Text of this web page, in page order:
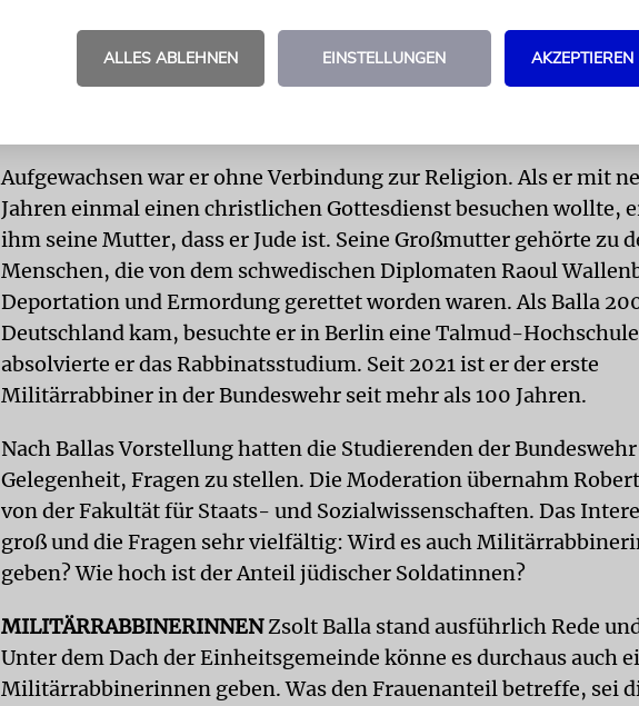
war Offizier bei der ungarischen Armee. Ich habe viele Kasernen
gesehen.« Gleichwohl war weder eine Karriere beim Militär noch
Rabbiner damals das Ziel des Jungen. Nach dem Schulabschluss
Aufgewachsen war er ohne Verbindung zur Religion. Als er mit
Jahren einmal einen christlichen Gottesdienst besuchen wollte,
ihm seine Mutter, dass er Jude ist. Seine Großmutter gehörte zu
Menschen, die von dem schwedischen Diplomaten Raoul
Deportation und Ermordung gerettet worden waren. Als Balla
Deutschland kam, besuchte er in Berlin eine Talmud-
absolvierte er das Rabbinatsstudium. Seit 2021 ist er der erste
Militärrabbiner in der Bundeswehr seit mehr als 100 Jahren.
Nach Ballas Vorstellung hatten die Studierenden der
Gelegenheit, Fragen zu stellen. Die Moderation übernahm
von der Fakultät für Staats- und Sozialwissenschaften. Das
groß und die Fragen sehr vielfältig: Wird es auch
geben? Wie hoch ist der Anteil jüdischer Soldatinnen?
MILITÄRRABBINERINNENZsolt Balla stand ausführlich Rede
Unter dem Dach der Einheitsgemeinde könne es durchaus auch
Militärrabbinerinnen geben. Was den Frauenanteil betreffe, sei
ALLES ABLEHNEN EINSTELLUNGEN AKZEPTIEREN